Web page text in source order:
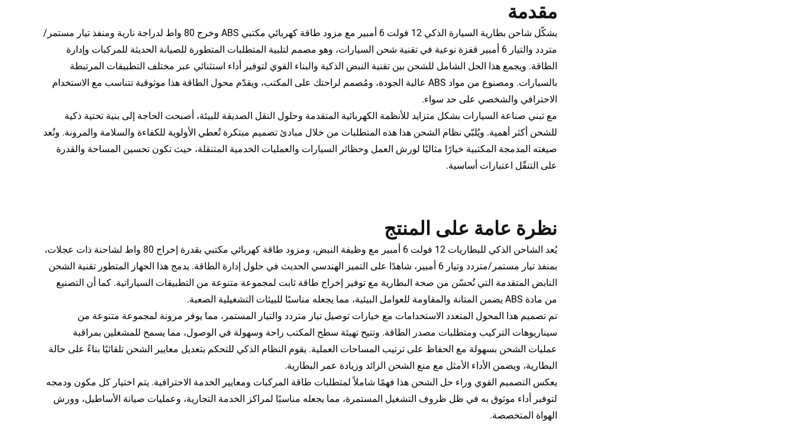
مقدمة
يشكّل شاحن بطارية السيارة الذكي 12 فولت 6 أمبير مع مزود طاقة كهربائي مكتبي ABS وخرج 80 واط لدراجة نارية ومنفذ تيار مستمر/
متردد والتيار 6 أمبير قفزة نوعية في تقنية شحن السيارات، وهو مصمم لتلبية المتطلبات المتطورة للصيانة الحديثة للمركبات وإدارة
الطاقة. ويجمع هذا الحل الشامل للشحن بين تقنية النبض الذكية والبناء القوي لتوفير أداء استثنائي عبر مختلف التطبيقات المرتبطة
بالسيارات. ومصنوع من مواد ABS عالية الجودة، ومُصمم لراحتك على المكتب، ويقدّم محول الطاقة هذا موثوقية تتناسب مع الاستخدام
الاحترافي والشخصي على حد سواء.
مع تبني صناعة السيارات بشكل متزايد للأنظمة الكهربائية المتقدمة وحلول النقل الصديقة للبيئة، أصبحت الحاجة إلى بنية تحتية ذكية
للشحن أكثر أهمية. ويُلبّي نظام الشحن هذا هذه المتطلبات من خلال مبادئ تصميم مبتكرة تُعطي الأولوية للكفاءة والسلامة والمرونة. وتُعد
صيغته المدمجة المكتبية خيارًا مثاليًا لورش العمل وحظائر السيارات والعمليات الخدمية المتنقلة، حيث تكون تحسين المساحة والقدرة
على التنقّل اعتبارات أساسية.
نظرة عامة على المنتج
يُعد الشاحن الذكي للبطاريات 12 فولت 6 أمبير مع وظيفة النبض، ومزود طاقة كهربائي مكتبي بقدرة إخراج 80 واط لشاحنة ذات عجلات،
بمنفذ تيار مستمر/متردد وتيار 6 أمبير، شاهدًا على التميز الهندسي الحديث في حلول إدارة الطاقة. يدمج هذا الجهاز المتطور تقنية الشحن
النابض المتقدمة التي تُحسّن من صحة البطارية مع توفير إخراج طاقة ثابت لمجموعة متنوعة من التطبيقات السياراتية. كما أن التصنيع
من مادة ABS يضمن المتانة والمقاومة للعوامل البيئية، مما يجعله مناسبًا للبيئات التشغيلية الصعبة.
تم تصميم هذا المحول المتعدد الاستخدامات مع خيارات توصيل تيار متردد والتيار المستمر، مما يوفر مرونة لمجموعة متنوعة من
سيناريوهات التركيب ومتطلبات مصدر الطاقة. وتتيح تهيئة سطح المكتب راحة وسهولة في الوصول، مما يسمح للمشغلين بمراقبة
عمليات الشحن بسهولة مع الحفاظ على ترتيب المساحات العملية. يقوم النظام الذكي للتحكم بتعديل معايير الشحن تلقائيًا بناءً على حالة
البطارية، ويضمن الأداء الأمثل مع منع الشحن الزائد وزيادة عمر البطارية.
يعكس التصميم القوي وراء حل الشحن هذا فهمًا شاملاً لمتطلبات طاقة المركبات ومعايير الخدمة الاحترافية. يتم اختيار كل مكون ودمجه
لتوفير أداء موثوق به في ظل ظروف التشغيل المستمرة، مما يجعله مناسبًا لمراكز الخدمة التجارية، وعمليات صيانة الأساطيل، وورش
الهواة المتخصصة.